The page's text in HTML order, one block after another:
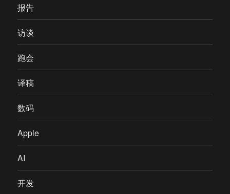
报告
访谈
跑会
译稿
数码
Apple
AI
开发